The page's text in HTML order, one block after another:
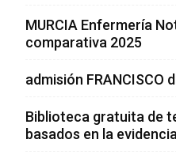
MURCIA Enfermería
comparativa 2025
admisión FRANCISCO
Biblioteca gratuita de
basados en la